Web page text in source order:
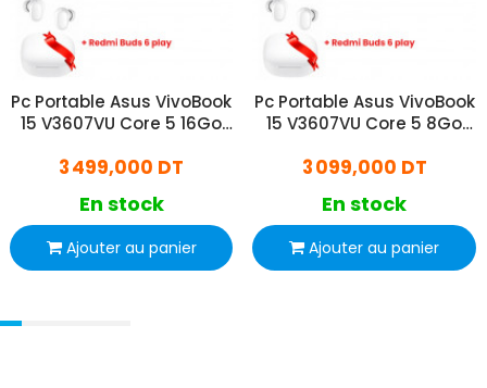
Pc Portable Asus VivoBook
15 V3607VU Core 5 16Go
Windows 11
3 499,000 DT
En stock
Ajouter au panier
Pc Portable Asus VivoBook
15 V3607VU Core 5 8Go
Windows 11
3 099,000 DT
En stock
Ajouter au panier